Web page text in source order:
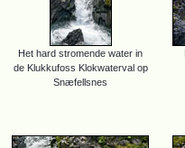
Het hard stromende water in
de Klukkufoss Klokwaterval op
Snæfellsnes